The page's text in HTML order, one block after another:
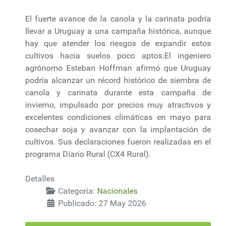
El fuerte avance de la canola y la carinata podría
llevar a Uruguay a una campaña histórica, aunque
hay que atender los riesgos de expandir estos
cultivos hacia suelos poco aptos.El ingeniero
agrónomo Esteban Hoffman afirmó que Uruguay
podría alcanzar un récord histórico de siembra de
canola y carinata durante esta campaña de
invierno, impulsado por precios muy atractivos y
excelentes condiciones climáticas en mayo para
cosechar soja y avanzar con la implantación de
cultivos. Sus declaraciones fueron realizadas en el
programa Diario Rural (CX4 Rural).
Detalles
Categoría: Nacionales
Publicado: 27 May 2026